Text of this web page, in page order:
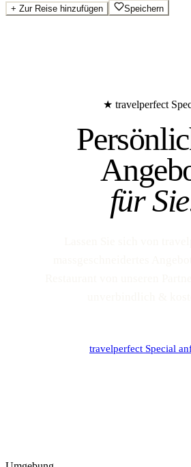
+ Zur Reise hinzufügen Speichern
★ travelperfect
für
travelperfect Special